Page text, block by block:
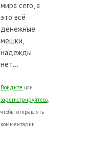
мира сего, а
это всё
денежные
мешки,
надежды
нет...
Войдите или
зарегистрируйтесь,
чтобы отправлять
комментарии